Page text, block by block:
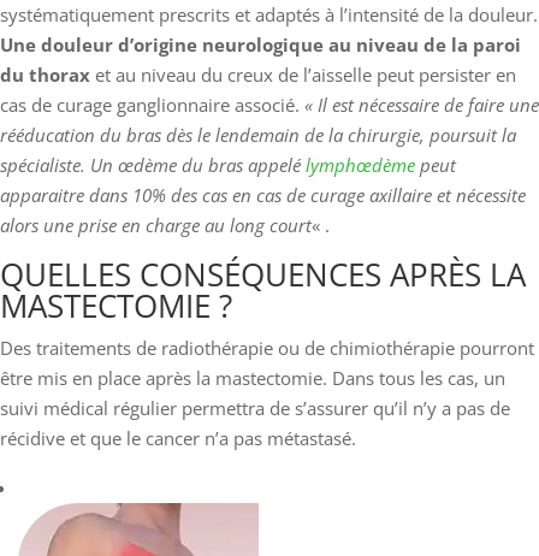
systématiquement prescrits et adaptés à l’intensité de la douleur.
Une douleur d’origine neurologique au niveau de la paroi
du thorax et au niveau du creux de l’aisselle peut persister en
cas de curage ganglionnaire associé. « Il est nécessaire de faire une
rééducation du bras dès le lendemain de la chirurgie, poursuit la
spécialiste. Un œdème du bras appelé lymphœdème peut
apparaitre dans 10% des cas en cas de curage axillaire et nécessite
alors une prise en charge au long court« .
QUELLES CONSÉQUENCES APRÈS LA
MASTECTOMIE ?
Des traitements de radiothérapie ou de chimiothérapie pourront
être mis en place après la mastectomie. Dans tous les cas, un
suivi médical régulier permettra de s’assurer qu’il n’y a pas de
récidive et que le cancer n’a pas métastasé.